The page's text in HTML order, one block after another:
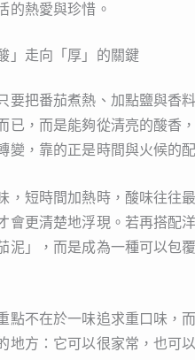
的熱愛與珍惜。
」走向「厚」的關鍵
要把番茄煮熱、加點鹽與香
已，而是能夠從清亮的酸香
變，靠的正是時間與火候的
，短時間加熱時，酸味往往
會更清楚地浮現。若再搭配
泥」，而是成為一種可以包
點不在於一味追求重口味，
地方：它可以很家常，也可